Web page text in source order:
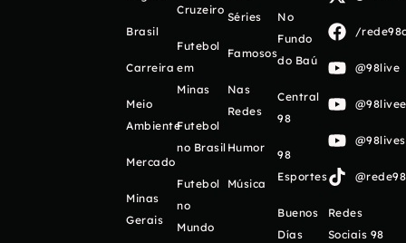
Brasil
Carreira
Meio
Ambiente
Mercado
Minas
Gerais
Cruzeiro
Futebol
em
Minas
Futebol
no Brasil
Futebol
no
Mundo
Séries
Famosos
Nas
Redes
Humor
Música
No
Fundo
do Baú
Central
98
98
Esportes
Buenos
Días
/
@98live
Redes
Sociais 98